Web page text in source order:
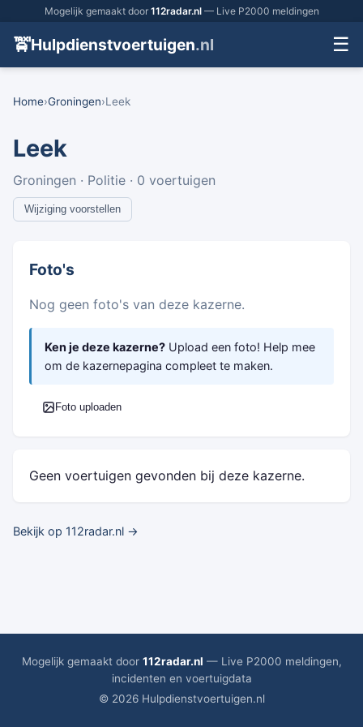
Mogelijk gemaakt door 112radar.nl— Live P2000 meldingen
🚖Hulpdienstvoertuigen.nl ☰
Home›Groningen›Leek
Leek
Groningen · Politie · 0 voertuigen
Wijziging voorstellen
Foto's
Nog geen foto's van deze kazerne.
Ken je deze kazerne? Upload een foto! Help mee
om de kazernepagina compleet te maken.
Foto uploaden
Geen voertuigen gevonden bij deze kazerne.
Bekijk op 112radar.nl →
Mogelijk gemaakt door 112radar.nl — Live P2000 meldingen,
incidenten en voertuigdata
© 2026 Hulpdienstvoertuigen.nl